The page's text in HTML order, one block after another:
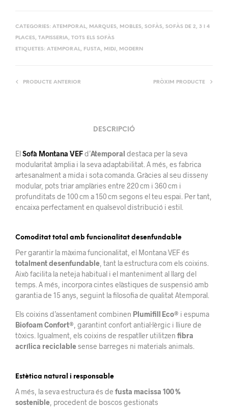
CATEGORIES: ATEMPORAL, MARQUES, MOBLES, SOFÀS, SOFÀS DE 2, 3 I 4
PLACES, TAPISSERIA, TOTS ELS SOFÀS
ETIQUETES: ATEMPORAL, FUSTA, MIDJ, MODERN
PRODUCTE ANTERIOR PRÒXIM PRODUCTE
DESCRIPCIÓ
ElSofà Montana VEFd’Atemporal destaca per la seva
modularitat àmplia i la seva adaptabilitat. A més, es fabrica
artesanalment a mida i sota comanda. Gràcies al seu disseny
modular, pots triar amplàries entre 220 cm i 360 cm i
profunditats de 100 cm a 150 cm segons el teu espai. Per tant,
encaixa perfectament en qualsevol distribució i estil.
Comoditat total amb funcionalitat desenfundable
Per garantir la màxima funcionalitat, el Montana VEF és
totalment desenfundable , tant la estructura com els coixins.
Això facilita la neteja habitual i el manteniment al llarg del
temps. A més, incorpora cintes elàstiques de suspensió amb
garantia de 15 anys, seguint la filosofia de qualitat Atemporal.
Els coixins d’assentament combinen Plumifill Eco® i espuma
Biofoam Confort® , garantint confort antial·lèrgic i lliure de
tòxics. Igualment, els coixins de respatller utilitzen fibra
acrílica reciclablesense barreges ni materials animals
Estètica natural i responsable
A més, la seva estructura és de fusta macissa 100 %
sostenible , procedent de boscos gestionats